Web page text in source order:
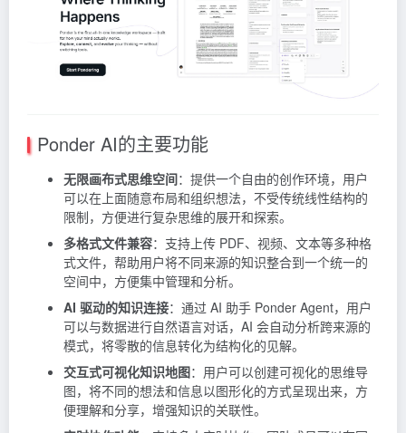
Ponder AI的主要功能
无限画布式思维空间：提供一个自由的创作环境，用户
可以在上面随意布局和组织想法，不受传统线性结构的
限制，方便进行复杂思维的展开和探索。
多格式文件兼容：支持上传 PDF、视频、文本等多种格
式文件，帮助用户将不同来源的知识整合到一个统一的
空间中，方便集中管理和分析。
AI 驱动的知识连接：通过 AI 助手 Ponder Agent，用户
可以与数据进行自然语言对话，AI 会自动分析跨来源的
模式，将零散的信息转化为结构化的见解。
交互式可视化知识地图：用户可以创建可视化的思维导
图，将不同的想法和信息以图形化的方式呈现出来，方
便理解和分享，增强知识的关联性。